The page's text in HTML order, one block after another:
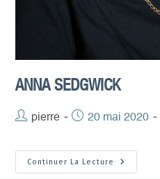
ANNA SEDGWICK
Auteur/autrice
la
publication :
pierre
Publication
20 mai 2020
Continuer La Lecture
Anna
Sedgwick